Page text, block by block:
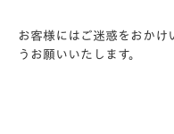
お客様にはご迷惑をおかけ
うお願いいたします。